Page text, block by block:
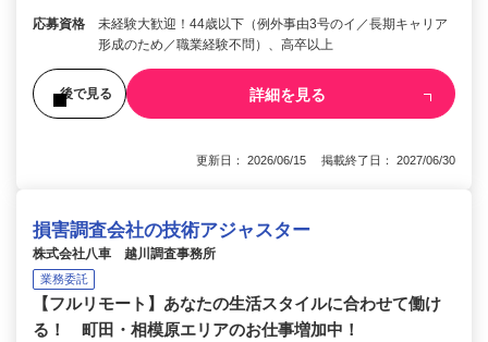
応募資格
未経験大歓迎！44歳以下（例外事由3号のイ／長期キャリア
形成のため／職業経験不問）、高卒以上
後で見る 詳細を見る
更新日： 2026/06/15 掲載終了日： 2027/06/30
損害調査会社の技術アジャスター
株式会社八車 越川調査事務所
業務委託
【フルリモート】あなたの生活スタイルに合わせて働け
る！ 町田・相模原エリアのお仕事増加中！